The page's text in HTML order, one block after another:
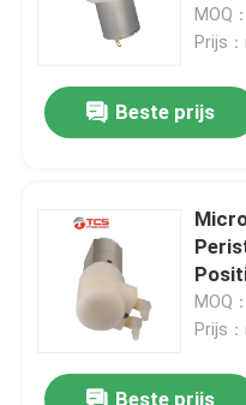
van
MOQ
Prijs
Beste prijs
MOQ
Prijs
Beste prijs